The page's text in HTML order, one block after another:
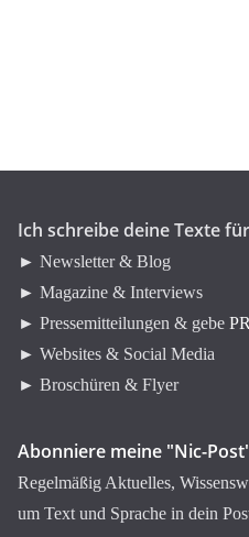
Ich schreibe deine Texte
► Newsletter & Blog
► Magazine & Interviews
► Pressemitteilungen & gebe
► Websites & Social Media
► Broschüren & Flyer
Abonniere meine "Nic-
Regelmäßig Aktuelles,
um Text und Sprache in dein